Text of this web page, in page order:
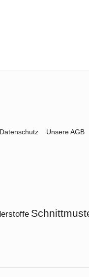
Datenschutz Unsere AGB